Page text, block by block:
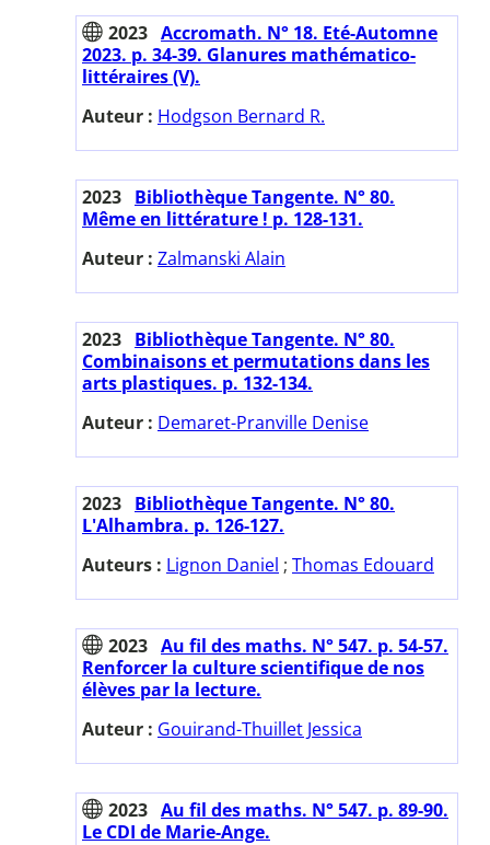
2023 Accromath. N° 18. Eté-Automne
2023. p. 34-39. Glanures mathématico-
littéraires (V).
Auteur : Hodgson Bernard R.
2023 Bibliothèque Tangente. N° 80.
Même en littérature ! p. 128-131.
Auteur : Zalmanski Alain
2023 Bibliothèque Tangente. N° 80.
Combinaisons et permutations dans les
arts plastiques. p. 132-134.
Auteur : Demaret-Pranville Denise
2023 Bibliothèque Tangente. N° 80.
L'Alhambra. p. 126-127.
Auteurs : Lignon Daniel ; Thomas Edouard
2023 Au fil des maths. N° 547. p. 54-57.
Renforcer la culture scientifique de nos
élèves par la lecture.
Auteur : Gouirand-Thuillet Jessica
2023 Au fil des maths. N° 547. p. 89-90.
Le CDI de Marie-Ange.